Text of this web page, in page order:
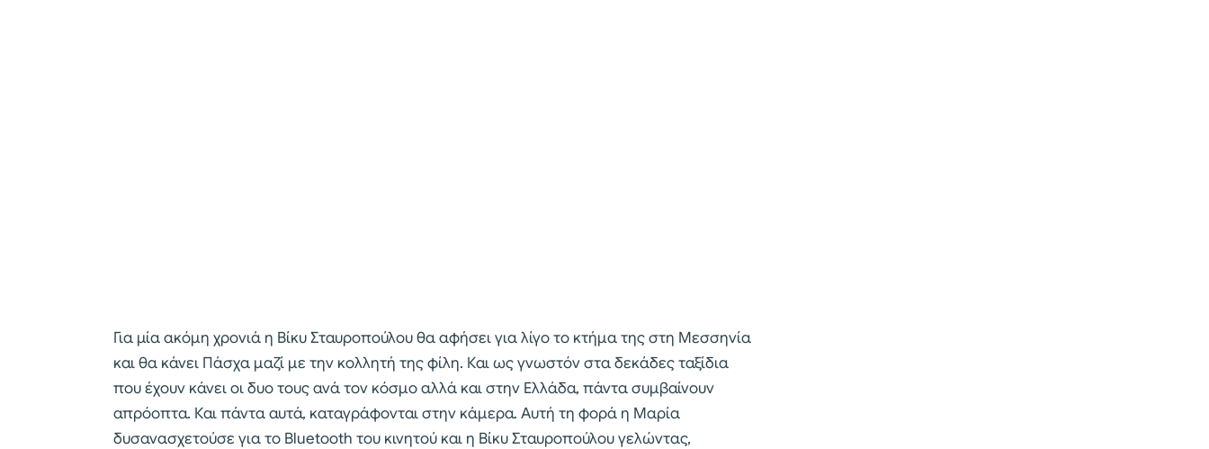
Για μία ακόμη χρονιά η Βίκυ Σταυροπούλου θα αφήσει για λίγο το κτήμα της στη Μεσσηνία
και θα κάνει Πάσχα μαζί με την κολλητή της φίλη. Και ως γνωστόν στα δεκάδες ταξίδια
που έχουν κάνει οι δυο τους ανά τον κόσμο αλλά και στην Ελλάδα, πάντα συμβαίνουν
απρόοπτα. Και πάντα αυτά, καταγράφονται στην κάμερα. Αυτή τη φορά η Μαρία
δυσανασχετούσε για το Bluetooth του κινητού και η Βίκυ Σταυροπούλου γελώντας,